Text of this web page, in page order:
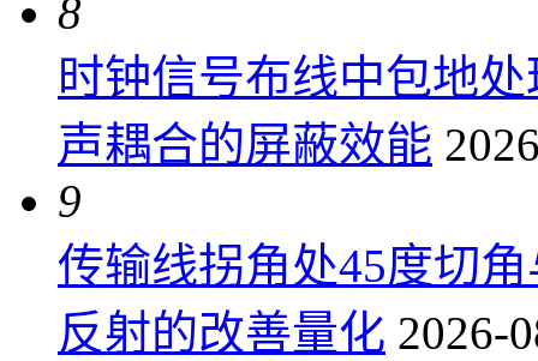
8
时钟信号布线中包地
声耦合的屏蔽效能
9
传输线拐角处45度切
反射的改善量化 2026-